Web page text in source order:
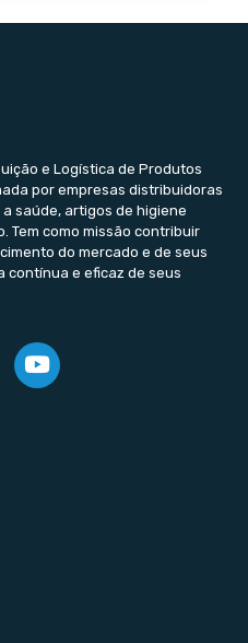
e Logística de Produtos
por empresas distribuidoras
saúde, artigos de higiene
Tem como missão contribuir
do mercado e de seus
contínua e eficaz de seus